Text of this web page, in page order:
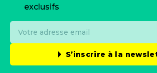
exclusifs
S’inscrire à la